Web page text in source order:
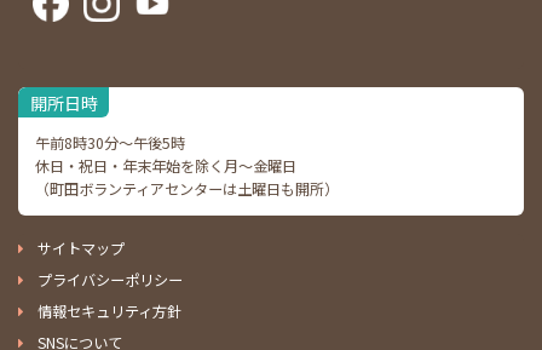
開所日時
午前8時30分～午後5時
休日・祝日・年末年始を除く月～金曜日
（町田ボランティアセンターは土曜日も開所）
サイトマップ
プライバシーポリシー
情報セキュリティ方針
SNSについて